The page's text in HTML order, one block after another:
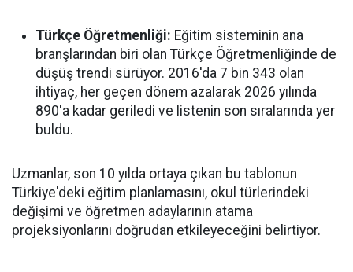
Türkçe Öğretmenliği: Eğitim sisteminin ana
branşlarından biri olan Türkçe Öğretmenliğinde de
düşüş trendi sürüyor. 2016'da 7 bin 343 olan
ihtiyaç, her geçen dönem azalarak 2026 yılında
890'a kadar geriledi ve listenin son sıralarında yer
buldu.
Uzmanlar, son 10 yılda ortaya çıkan bu tablonun
Türkiye'deki eğitim planlamasını, okul türlerindeki
değişimi ve öğretmen adaylarının atama
projeksiyonlarını doğrudan etkileyeceğini belirtiyor.